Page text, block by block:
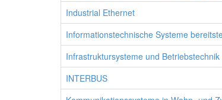
Industrial Ethernet
Informationstechnische Systeme
Infrastruktursysteme und
INTERBUS